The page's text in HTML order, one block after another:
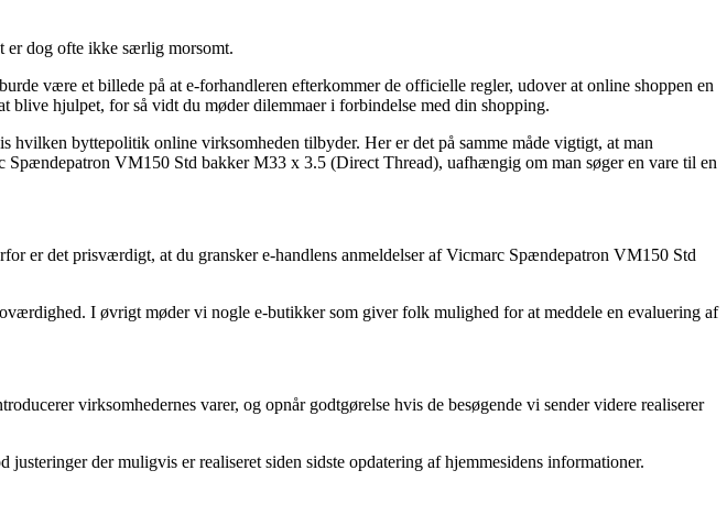
er dog ofte ikke særlig morsomt.
være et billede på at e-forhandleren efterkommer de officielle regler, udover at online shoppen en
hjulpet, for så vidt du møder dilemmaer i forbindelse med din shopping.
byttepolitik online virksomheden tilbyder. Her er det på samme måde vigtigt, at man
VM150 Std bakker M33 x 3.5 (Direct Thread), uafhængig om man søger en vare til en
er det prisværdigt, at du gransker e-handlens anmeldelser af Vicmarc Spændepatron VM150 Std
I øvrigt møder vi nogle e-butikker som giver folk mulighed for at meddele en evaluering af
virksomhedernes varer, og opnår godtgørelse hvis de besøgende vi sender videre realiserer
der muligvis er realiseret siden sidste opdatering af hjemmesidens informationer.